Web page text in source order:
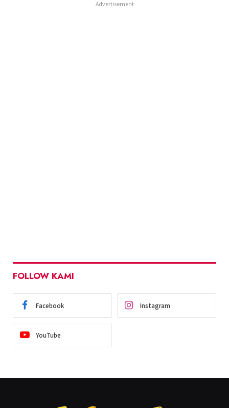
Advertisement
FOLLOW KAMI
Facebook Instagram
YouTube